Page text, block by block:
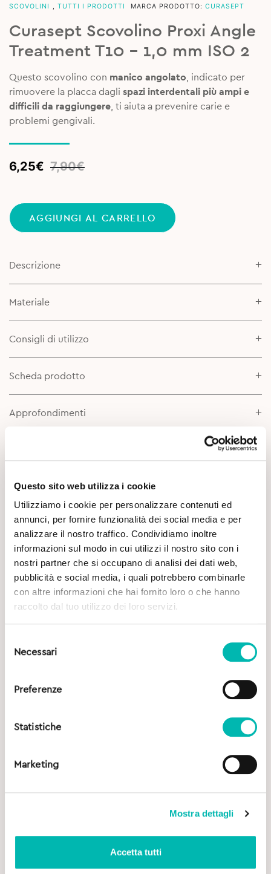
Questo sito web utilizza i cookie
Utilizziamo i cookie per personalizzare contenuti ed
annunci, per fornire funzionalità dei social media e per
analizzare il nostro traffico. Condividiamo inoltre
informazioni sul modo in cui utilizzi il nostro sito con i
nostri partner che si occupano di analisi dei dati web,
pubblicità e social media, i quali potrebbero combinarle
con altre informazioni che hai fornito loro o che hanno
raccolto dal tuo utilizzo dei loro servizi.
delNecessari
Preferenze
Statistiche
Marketing
Mostra dettagli
Accetta tutti
SCOVOLINI , TUTTI I PRODOTTI MARCA PRODOTTO: CURASEPT
Curasept Scovolino Proxi Angle
Treatment T10 – 1,0 mm ISO 2
Questo scovolino con manico angolato , indicato per
rimuovere la placca dagli spazi interdentali più ampi e
difficili da raggiungere , ti aiuta a prevenire carie e
problemi gengivali.
7,90€
Original
7,90€.
6,25€
Current
6,25€.
AGGIUNGI AL CARRELLO
Descrizione
Materiale
Consigli di utilizzo
Scheda prodotto
Approfondimenti
Potrebbe Interessarti